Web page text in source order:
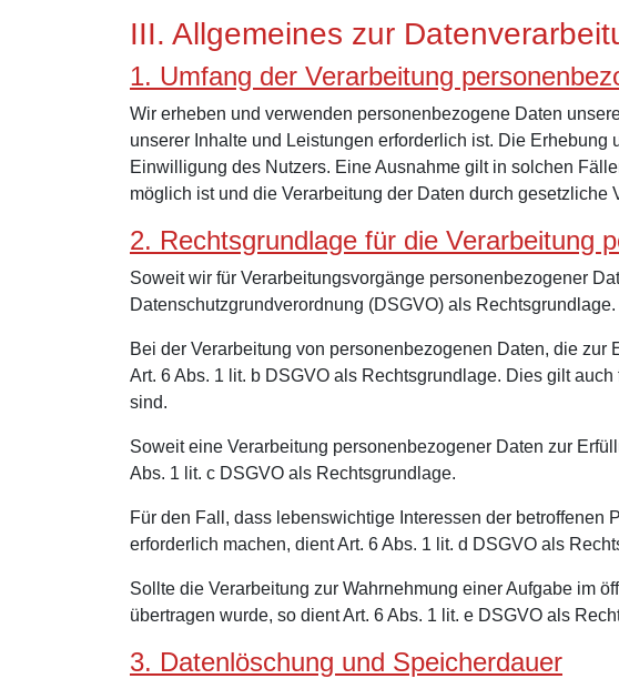
III. Allgemeines zur
1. Umfang der Verarbeitung
Wir erheben und verwenden personenbezogene Daten
unserer Inhalte und Leistungen erforderlich ist. Die
Einwilligung des Nutzers. Eine Ausnahme gilt in solchen
möglich ist und die Verarbeitung der Daten durch gesetzliche
2. Rechtsgrundlage für die Verarbeitung
Soweit wir für Verarbeitungsvorgänge personenbezogener
Datenschutzgrundverordnung (DSGVO) als Rechtsgrundlage.
Bei der Verarbeitung von personenbezogenen Daten, die
Art. 6 Abs. 1 lit. b DSGVO als Rechtsgrundlage. Dies gilt
sind.
Soweit eine Verarbeitung personenbezogener Daten zur
Abs. 1 lit. c DSGVO als Rechtsgrundlage.
Für den Fall, dass lebenswichtige Interessen der
erforderlich machen, dient Art. 6 Abs. 1 lit. d DSGVO als
Sollte die Verarbeitung zur Wahrnehmung einer Aufgabe im
übertragen wurde, so dient Art. 6 Abs. 1 lit. e DSGVO als
3. Datenlöschung und Speicherdauer